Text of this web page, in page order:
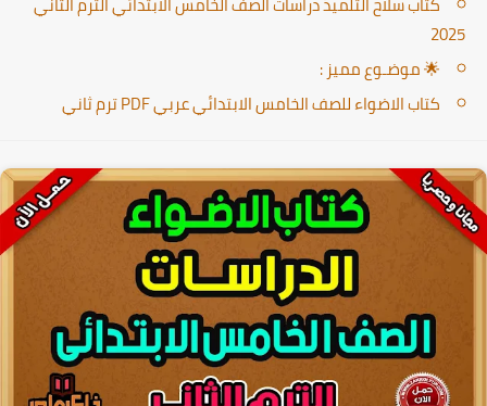
2025
🌟 موضـوع مميز :
كتاب الاضواء للصف الخامس الابتدائي عربي PDF ترم ثاني